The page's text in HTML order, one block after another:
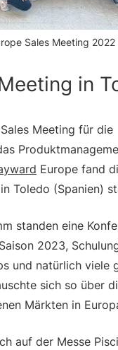
Sales Meeting 2022
in
Meeting für die
Europe fand
Toledo (Spanien)
standen eine
2023,
und natürlich viele
sich so über
Märkten in
auf der Messe